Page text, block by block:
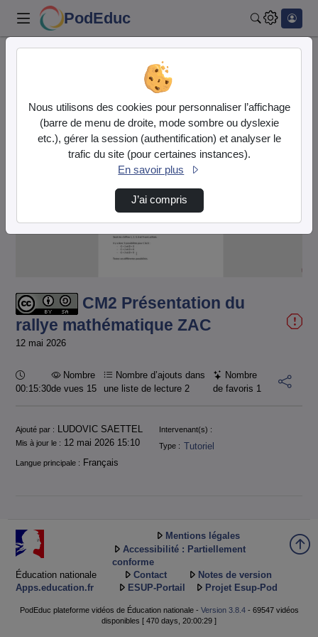
PodEduc
CM2 Présentation du rallye mathématique ZAC
Lire
CM2 Présentation du
rallye mathématique ZAC
12 mai 2026
Durée :
00:15:30
Nombre
de vues 15
Nombre d’ajouts dans
une liste de lecture2
Nombre
de favoris 1
Informations
Ajouté par : LUDOVIC SAETTEL
Intervenant(s) :
Mis à jour le : 12 mai 2026 15:10 Type : Tutoriel
Langue principale : Français
Éducation nationale
Apps.education.fr
Mentions légales
Accessibilité : Partiellement
conforme
Contact
Notes de version
ESUP-Portail
Projet Esup-Pod
PodEduc plateforme vidéos de Éducation nationale - Version 3.8.4- 69547 vidéos
disponibles [ 470 days, 20:00:29 ]
Nous utilisons des cookies pour personnaliser l’affichage
(barre de menu de droite, mode sombre ou dyslexie
etc.), gérer la session (authentification) et analyser le
trafic du site (pour certaines instances).
En savoir plus
J’ai compris